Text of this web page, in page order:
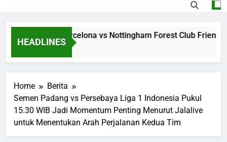
HEADLINES
Jalalive Barcelona vs Nottingham Forest Club Friendly
Home
Berita
Semen Padang vs Persebaya Liga 1 Indonesia Pukul
15.30 WIB Jadi Momentum Penting Menurut Jalalive
untuk Menentukan Arah Perjalanan Kedua Tim